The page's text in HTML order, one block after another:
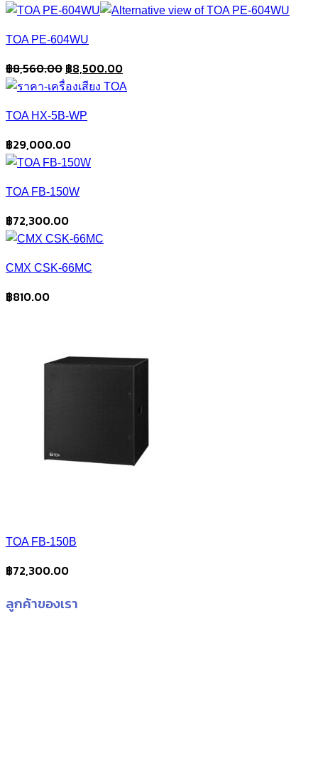
TOA PE-604WU
฿8,560.00 Original
price
฿8,560.00.
฿8,500.00Current
price
TOA HX-5B-WP
฿29,000.00
TOA FB-150W
฿72,300.00
CMX CSK-66MC
฿810.00
TOA FB-150B
฿72,300.00
ลูกค้าของเรา